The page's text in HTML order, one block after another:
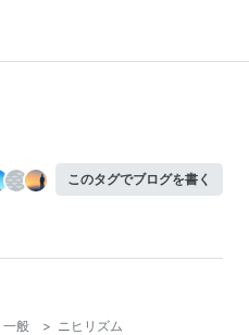
このタグでブログを書く
一般 > ニヒリズム